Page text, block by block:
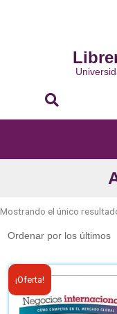
Buscar
Mostrando el único
¡Oferta!
El